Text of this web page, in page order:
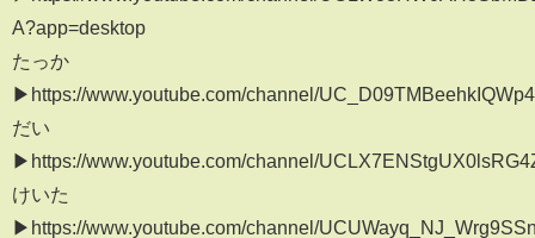
A?app=desktop
たっか
▶︎https://www.youtube.com/channel/
だい
▶︎https://www.youtube.com/channel/
けいた
▶︎https://www.youtube.com/channel/